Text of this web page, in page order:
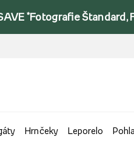
*Fotografie Štandard,
Hrnčeky Leporelo